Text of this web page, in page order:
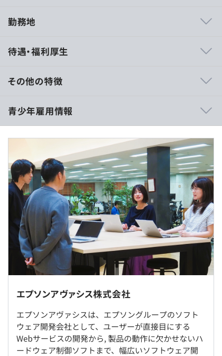
・入社時、各種階層別研修
・資格取得支援制度
など
社員数：440名（男性：318名 女性：122名）
勤務地
◎エプソンアヴァシスの本社周辺は、豊かな自然に囲まれ
ことができます。
受動喫煙防止措置に関する事項
従業員に対する受動喫煙対策：敷地内すべて禁煙
待遇・福利厚生
休憩時間：適宜休憩時間を挟んで行います
平均残業時間：オープンカンパニーのためなし
実施日のみ
オープンカンパニーのためなし
オープンカンパニーのためなし
オープンカンパニーのためなし
その他の特徴
青少年雇用情報
過去３年間の新卒採用者数・離職者数
前年度 採用者数11人 離職者数1人
2年度前 採用者数16人 離職者数0人
3年度前 採用者数17人 離職者数1人
過去３年間の新卒採用者数の男女別人数
前年度 男性8人 女性3人
2年度前 男性13人 女性3人
3年度前 男性12人 女性5人
平均勤続年数
15.2年
研修の有無及び内容
新入社員研修、階層別研修など、それぞれの段階に応じた
研修が随時開催されます。
エプソンアヴァシス株式会社
エプソンアヴァシスは、エプソングループのソフト
ウェア開発会社として、ユーザーが直接目にする
Webサービスの開発から, 製品の動作に欠かせないハ
ードウェア制御ソフトまで、幅広いソフトウェア開